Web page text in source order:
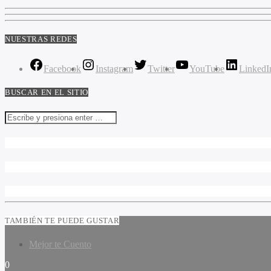
NUESTRAS REDES
Facebook Instagram Twitter YouTube
BUSCAR EN EL SITIO
TAMBIÉN TE PUEDE GUSTAR
Mejor te Cuento
0